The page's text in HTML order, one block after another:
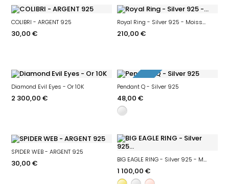
COLIBRI - ARGENT 925
30,00 €
Royal Ring - Silver 925 - Moissanite
210,00 €
Diamond Evil Eyes - Or 10K
2 300,00 €
-20%
Pendant Q - Silver 925
48,00 €
SPIDER WEB - ARGENT 925
30,00 € BIG EAGLE RING - Silver 925 - Moissanite
1 100,00 €